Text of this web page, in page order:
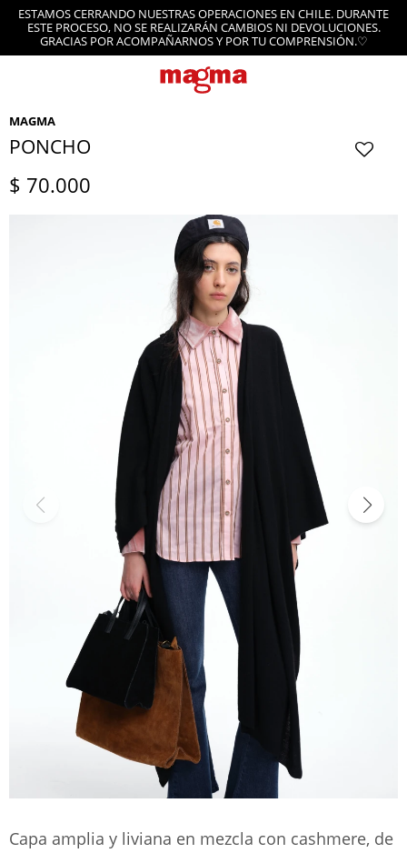
ESTAMOS CERRANDO NUESTRAS OPERACIONES EN CHILE. DURANTE
ESTE PROCESO, NO SE REALIZARÁN CAMBIOS NI DEVOLUCIONES.
GRACIAS POR ACOMPAÑARNOS Y POR TU COMPRENSIÓN.♡
MAGMA
PONCHO
$ 70.000
Capa amplia y liviana en mezcla con cashmere, de